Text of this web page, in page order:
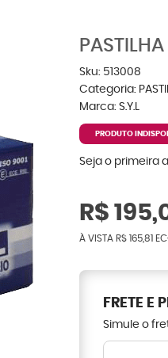
Sku: 513008
Categoria:
Marca: S.Y.L
PRODUTO
Seja o primeira
R$
À VISTA R$ 165,81
FRETE E
Simule o